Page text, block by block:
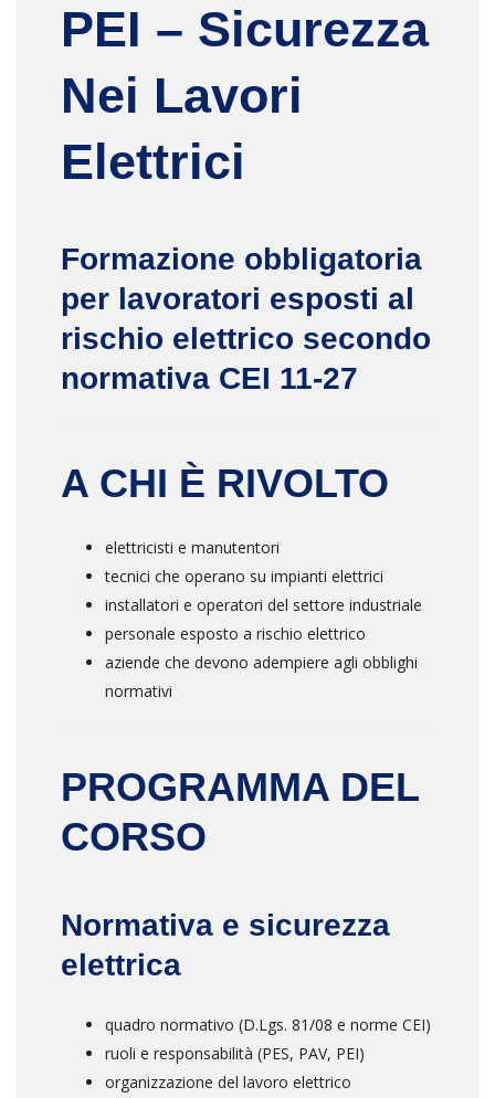
PEI – Sicurezza
Nei Lavori
Elettrici
Formazione obbligatoria
per lavoratori esposti al
rischio elettrico secondo
normativa CEI 11-27
A CHI È RIVOLTO
elettricisti e manutentori
tecnici che operano su impianti elettrici
installatori e operatori del settore industriale
personale esposto a rischio elettrico
aziende che devono adempiere agli obblighi
normativi
PROGRAMMA DEL
CORSO
Normativa e sicurezza
elettrica
quadro normativo (D.Lgs. 81/08 e norme CEI)
ruoli e responsabilità (PES, PAV, PEI)
organizzazione del lavoro elettrico